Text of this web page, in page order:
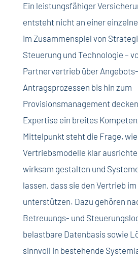
Ein leistungsfähiger
entsteht nicht an einer
im Zusammenspiel von
Steuerung und Technologie –
Partnervertrieb über
Antragsprozessen bis hin zum
Provisionsmanagement
Expertise ein breites
Mittelpunkt steht die Frage,
Vertriebsmodelle klar
wirksam gestalten und
lassen, dass sie den Vertrieb
unterstützen. Dazu gehören
Betreuungs- und
belastbare Datenbasis sowie
sinnvoll in bestehende